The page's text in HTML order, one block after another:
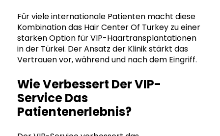
Für viele internationale Patienten macht diese
Kombination das Hair Center Of Turkey zu einer
starken Option für VIP-Haartransplantationen
in der Türkei. Der Ansatz der Klinik stärkt das
Vertrauen vor, während und nach dem Eingriff.
Wie Verbessert Der VIP-
Service Das
Patientenerlebnis?